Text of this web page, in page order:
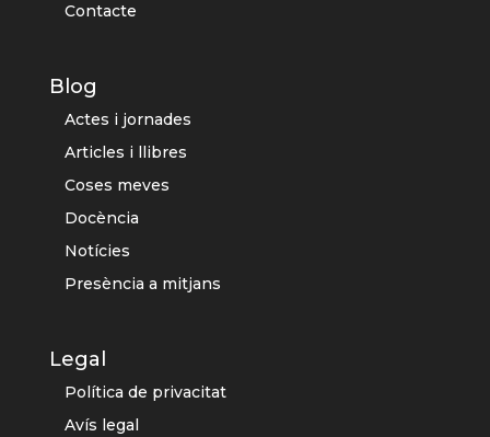
Contacte
Blog
Actes i jornades
Articles i llibres
Coses meves
Docència
Notícies
Presència a mitjans
Legal
Política de privacitat
Avís legal